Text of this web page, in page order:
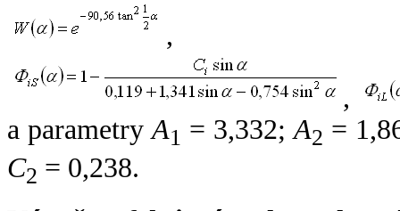
,
,
a parametryA1 = 3,332;A2 =
C2 = 0,238.